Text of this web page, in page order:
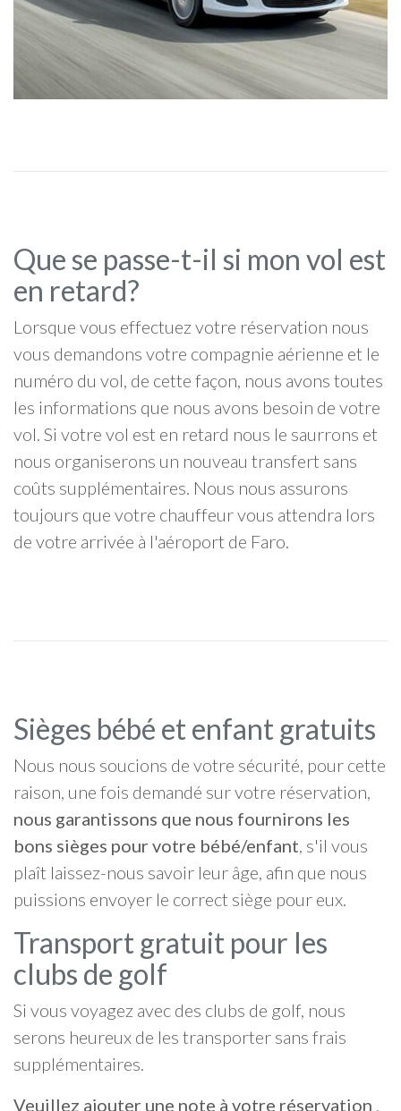
Que se passe-t-il si mon vol est
en retard?
Lorsque vous effectuez votre réservation nous
vous demandons votre compagnie aérienne et le
numéro du vol, de cette façon, nous avons toutes
les informations que nous avons besoin de votre
vol. Si votre vol est en retard nous le saurrons et
nous organiserons un nouveau transfert sans
coûts supplémentaires. Nous nous assurons
toujours que votre chauffeur vous attendra lors
de votre arrivée à l'aéroport de Faro.
Sièges bébé et enfant gratuits
Nous nous soucions de votre sécurité, pour cette
raison, une fois demandé sur votre réservation,
nous garantissons que nous fournirons les
bons sièges pour votre bébé/enfant, s'il vous
plaît laissez-nous savoir leur âge, afin que nous
puissions envoyer le correct siège pour eux.
Transport gratuit pour les
clubs de golf
Si vous voyagez avec des clubs de golf, nous
serons heureux de les transporter sans frais
supplémentaires.
Veuillez ajouter une note à votre réservation ,